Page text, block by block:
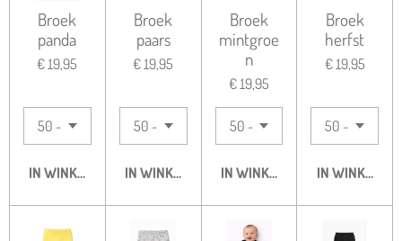
Broek
panda
€ 19,95
IN WINKELWAGEN
Broek
paars
€ 19,95
IN WINKELWAGEN
Broek
mintgroe
n
€ 19,95
IN WINKELWAGEN
Broek
herfst
€ 19,95
IN